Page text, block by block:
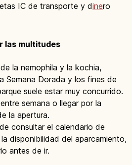
IC de transporte y dinero
las multitudes
la nemophila y la kochia,
Semana Dorada y los fines de
suele estar muy concurrido.
semana o llegar por la
la apertura.
consultar el calendario de
disponibilidad del aparcamiento,
antes de ir.